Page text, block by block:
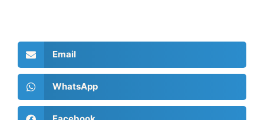
Email
WhatsApp